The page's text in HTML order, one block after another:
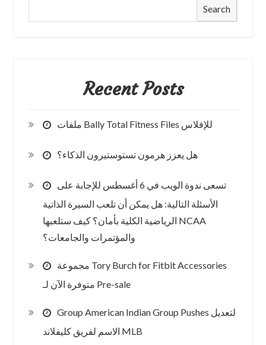
PED؟
Search
Recent Posts
ملفات Bally Total Fitness Files للإفلاس
هل يعزز هرمون تستوستيرون الذكاء؟
تسعى ندوة الويب في 6 أغسطس للإجابة على
الأسئلة التالية: هل يمكن أن تلعب السيرة الذاتية
الرياضية الكلية بأمان؟ كيف ستلعبها NCAA
والمؤتمرات والجامعات؟
مجموعة Tory Burch for Fitbit Accessories
متوفرة الآن لـ Pre-sale
Group American Indian Group Pushes لتعديل
الاسم لفريق كليفلاند MLB